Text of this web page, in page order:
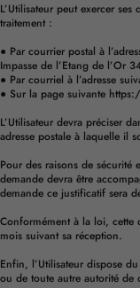
L’Utilisateur peut exercer
traitement :
● Par courrier postal à
Impasse de l’Etang de l’Or
● Par courriel à l’adresse
● Sur la page suivante
L’Utilisateur devra préciser
adresse postale à laquelle il
Pour des raisons de sécurité
demande devra être
demande ce justificatif sera
Conformément à la loi, cette
mois suivant sa réception.
Enfin, l’Utilisateur dispose
ou de toute autre autorité de